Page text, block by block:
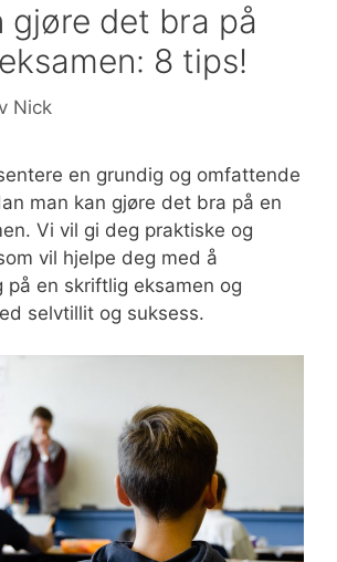
gjøre det bra på
8 tips!
Nick
en grundig og omfattende
man kan gjøre det bra på en
Vi vil gi deg praktiske og
vil hjelpe deg med å
en skriftlig eksamen og
selvtillit og suksess.